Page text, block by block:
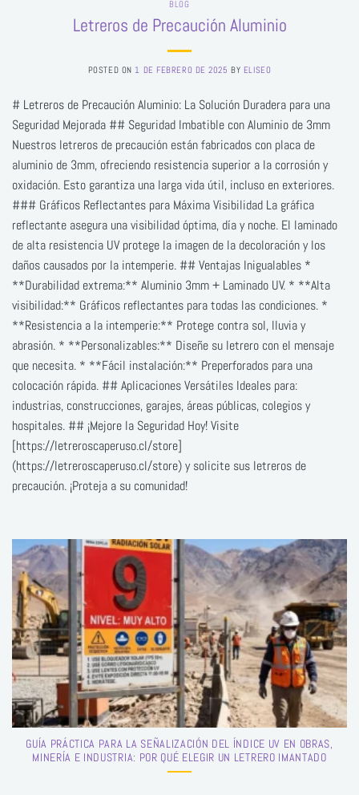
BLOG
Letreros de Precaución Aluminio
POSTED ON 1 DE FEBRERO DE 2025 BY ELISEO
# Letreros de Precaución Aluminio: La Solución Duradera para una
Seguridad Mejorada ## Seguridad Imbatible con Aluminio de 3mm
Nuestros letreros de precaución están fabricados con placa de
aluminio de 3mm, ofreciendo resistencia superior a la corrosión y
oxidación. Esto garantiza una larga vida útil, incluso en exteriores.
### Gráficos Reflectantes para Máxima Visibilidad La gráfica
reflectante asegura una visibilidad óptima, día y noche. El laminado
de alta resistencia UV protege la imagen de la decoloración y los
daños causados por la intemperie. ## Ventajas Inigualables *
**Durabilidad extrema:** Aluminio 3mm + Laminado UV. * **Alta
visibilidad:** Gráficos reflectantes para todas las condiciones. *
**Resistencia a la intemperie:** Protege contra sol, lluvia y
abrasión. * **Personalizables:** Diseñe su letrero con el mensaje
que necesita. * **Fácil instalación:** Preperforados para una
colocación rápida. ## Aplicaciones Versátiles Ideales para:
industrias, construcciones, garajes, áreas públicas, colegios y
hospitales. ## ¡Mejore la Seguridad Hoy! Visite
[https://letreroscaperuso.cl/store]
(https://letreroscaperuso.cl/store) y solicite sus letreros de
precaución. ¡Proteja a su comunidad!
GUÍA PRÁCTICA PARA LA SEÑALIZACIÓN DEL ÍNDICE UV EN OBRAS,
MINERÍA E INDUSTRIA: POR QUÉ ELEGIR UN LETRERO IMANTADO